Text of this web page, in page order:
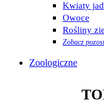
Kwiaty
Owoce
Rośliny
Zobacz
Zoologiczne